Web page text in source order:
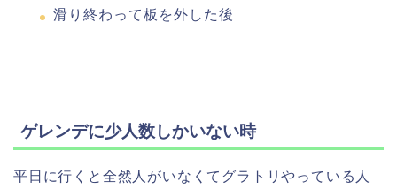
滑り終わって板を外した後
ゲレンデに少人数しかいない時
平日に行くと全然人がいなくてグラトリやっている人